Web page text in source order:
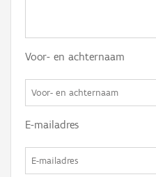
Voor- en achternaam
E-mailadres